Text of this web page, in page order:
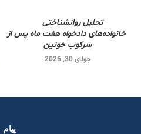
تحلیل روانشناختی
خانواده‌های دادخواه هفت ماه پس از
سرکوب خونین
جولای 30, 2026
پیام